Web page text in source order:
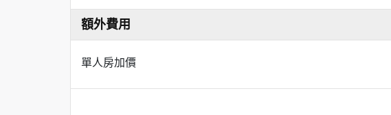
額外費用
單人房加價